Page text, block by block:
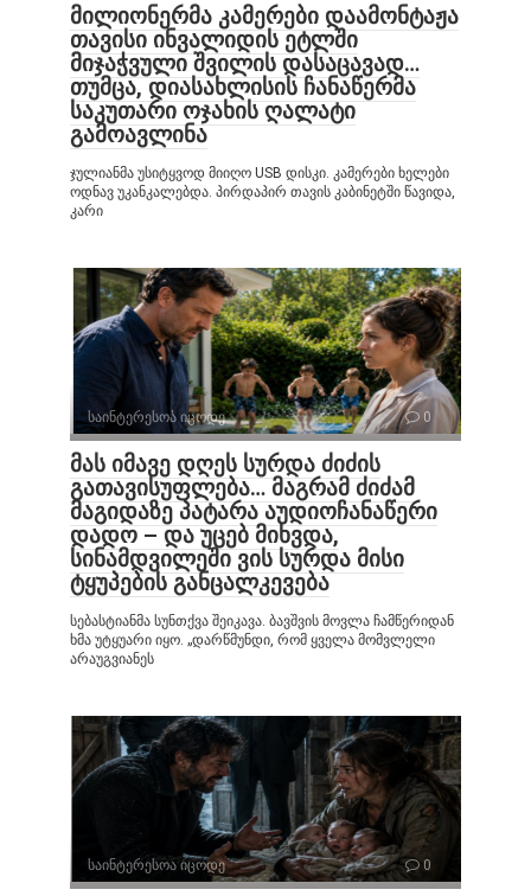
მილიონერმა კამერები დაამონტაჟა
თავისი ინვალიდის ეტლში
მიჯაჭვული შვილის დასაცავად…
თუმცა, დიასახლისის ჩანაწერმა
საკუთარი ოჯახის ღალატი
გამოავლინა
ჯულიანმა უსიტყვოდ მიიღო USB დისკი. კამერები ხელები
ოდნავ უკანკალებდა. პირდაპირ თავის კაბინეტში წავიდა,
კარი
საინტერესოა იცოდე 0
მას იმავე დღეს სურდა ძიძის
გათავისუფლება… მაგრამ ძიძამ
მაგიდაზე პატარა აუდიოჩანაწერი
დადო – და უცებ მიხვდა,
სინამდვილეში ვის სურდა მისი
ტყუპების განცალკევება
სებასტიანმა სუნთქვა შეიკავა. ბავშვის მოვლა ჩამწერიდან
ხმა უტყუარი იყო. „დარწმუნდი, რომ ყველა მომვლელი
არაუგვიანეს
საინტერესოა იცოდე 0